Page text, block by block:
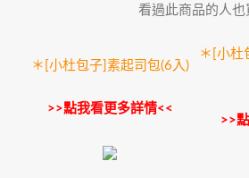
看過此商品的人也
＊[小杜包子]素起司包(6入)
>>點我看更多詳情<<
＊[小杜
>>